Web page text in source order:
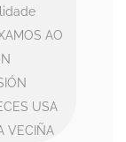
AO
USA
VECIÑA